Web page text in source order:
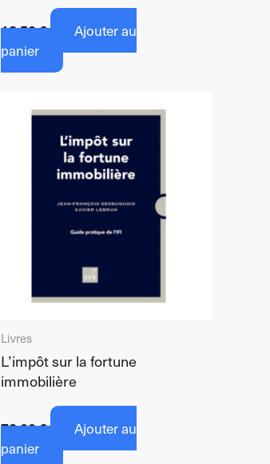
18,50€
Ajouter au
panier
Livres
L’impôt sur la fortune
immobilière
72,00€
Ajouter au
panier